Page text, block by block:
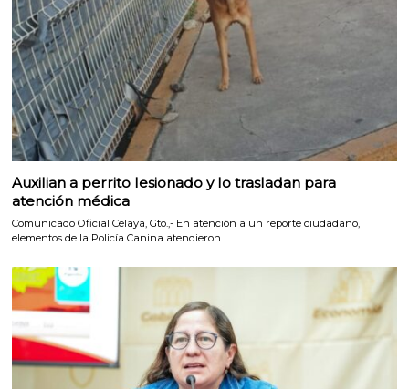
Auxilian a perrito lesionado y lo trasladan para
atención médica
Comunicado Oficial Celaya, Gto.,- En atención a un reporte ciudadano,
elementos de la Policía Canina atendieron